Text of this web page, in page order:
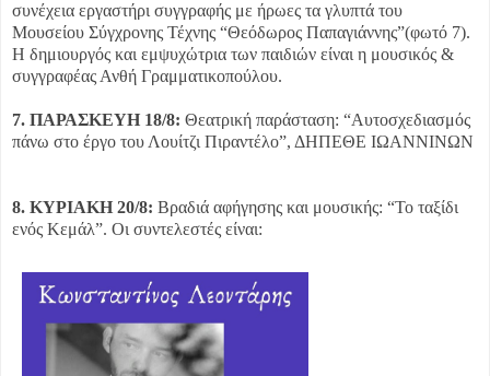
συνέχεια εργαστήρι συγγραφής με ήρωες τα γλυπτά του
Μουσείου Σύγχρονης Τέχνης “Θεόδωρος Παπαγιάννης”(φωτό 7).
Η δημιουργός και εμψυχώτρια των παιδιών είναι η μουσικός &
συγγραφέας Ανθή Γραμματικοπούλου.
7. ΠΑΡΑΣΚΕΥΗ 18/8: Θεατρική παράσταση: “Αυτοσχεδιασμός
πάνω στο έργο του Λουίτζι Πιραντέλο”, ΔΗΠΕΘΕ ΙΩΑΝΝΙΝΩΝ
8. ΚΥΡΙΑΚΗ 20/8: Βραδιά αφήγησης και μουσικής: “Το ταξίδι
ενός Κεμάλ”. Οι συντελεστές είναι: